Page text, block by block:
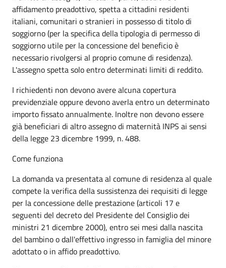
affidamento preadottivo, spetta a cittadini residenti
italiani, comunitari o stranieri in possesso di titolo di
soggiorno (per la specifica della tipologia di permesso di
soggiorno utile per la concessione del beneficio è
necessario rivolgersi al proprio comune di residenza).
L'assegno spetta solo entro determinati limiti di reddito.
I richiedenti non devono avere alcuna copertura
previdenziale oppure devono averla entro un determinato
importo fissato annualmente. Inoltre non devono essere
già beneficiari di altro assegno di maternità INPS ai sensi
della legge 23 dicembre 1999, n. 488.
Come funziona
La domanda va presentata al comune di residenza al quale
compete la verifica della sussistenza dei requisiti di legge
per la concessione delle prestazione (articoli 17 e
seguenti del decreto del Presidente del Consiglio dei
ministri 21 dicembre 2000), entro sei mesi dalla nascita
del bambino o dall'effettivo ingresso in famiglia del minore
adottato o in affido preadottivo.